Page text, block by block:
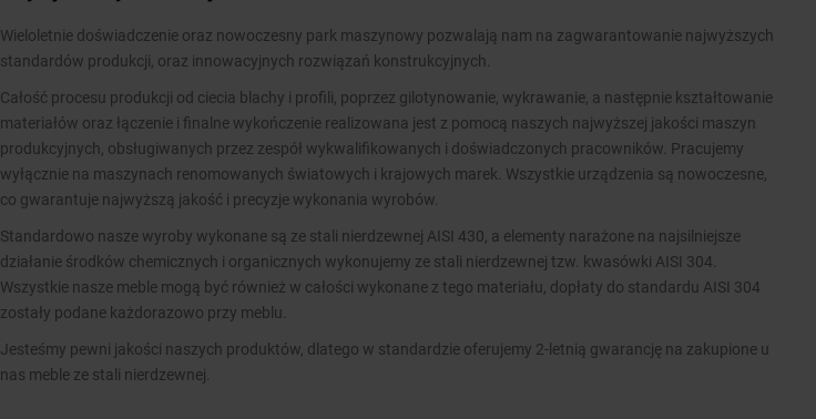
Wieloletnie doświadczenie oraz nowoczesny park maszynowy pozwalają nam na zagwarantowanie najwyższych
standardów produkcji, oraz innowacyjnych rozwiązań konstrukcyjnych.
Całość procesu produkcji od ciecia blachy i profili, poprzez gilotynowanie, wykrawanie, a następnie kształtowanie
materiałów oraz łączenie i finalne wykończenie realizowana jest z pomocą naszych najwyższej jakości maszyn
produkcyjnych, obsługiwanych przez zespół wykwalifikowanych i doświadczonych pracowników. Pracujemy
wyłącznie na maszynach renomowanych światowych i krajowych marek. Wszystkie urządzenia są nowoczesne,
co gwarantuje najwyższą jakość i precyzje wykonania wyrobów.
Standardowo nasze wyroby wykonane są ze stali nierdzewnej AISI 430, a elementy narażone na najsilniejsze
działanie środków chemicznych i organicznych wykonujemy ze stali nierdzewnej tzw. kwasówki AISI 304.
Wszystkie nasze meble mogą być również w całości wykonane z tego materiału, dopłaty do standardu AISI 304
zostały podane każdorazowo przy meblu.
Jesteśmy pewni jakości naszych produktów, dlatego w standardzie oferujemy 2-letnią gwarancję na zakupione u
nas meble ze stali nierdzewnej.